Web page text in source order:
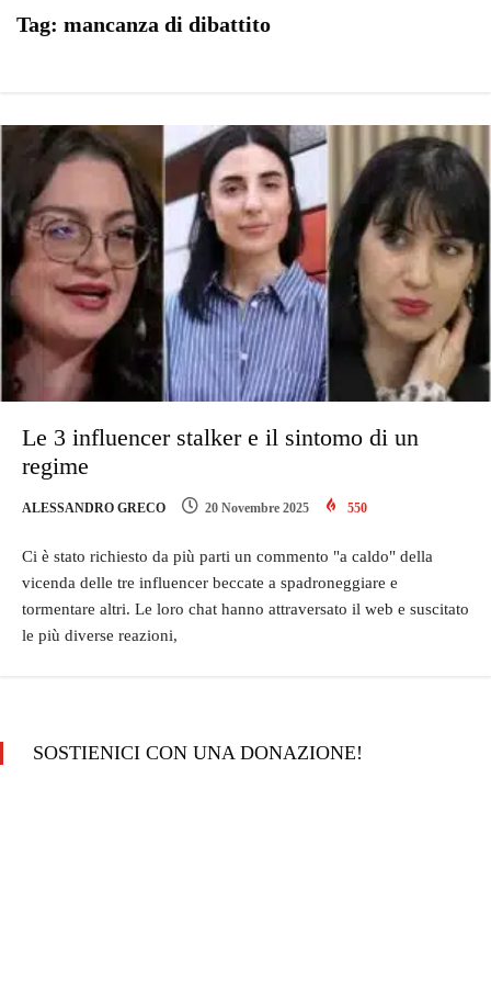
Tag: mancanza di dibattito
Le 3 influencer stalker e il sintomo di un
regime
ALESSANDRO GRECO 20 Novembre 2025 550
Ci è stato richiesto da più parti un commento "a caldo" della
vicenda delle tre influencer beccate a spadroneggiare e
tormentare altri. Le loro chat hanno attraversato il web e suscitato
le più diverse reazioni,
SOSTIENICI CON UNA DONAZIONE!